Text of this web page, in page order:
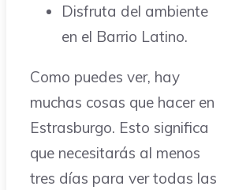
Disfruta del ambiente
en el Barrio Latino.
Como puedes ver, hay
muchas cosas que hacer en
Estrasburgo. Esto significa
que necesitarás al menos
tres días para ver todas las